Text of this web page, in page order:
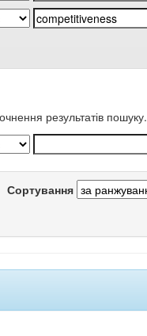
результатів пошуку.
Сортування